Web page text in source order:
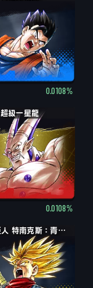
0.0108%
超級一星龍
0.0108%
超級賽亞人 特南克斯：青年期（憤怒）